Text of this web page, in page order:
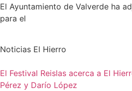
El Ayuntamiento de Valverde ha
para el
Noticias El Hierro
El Festival Reislas acerca a El
Pérez y Darío López